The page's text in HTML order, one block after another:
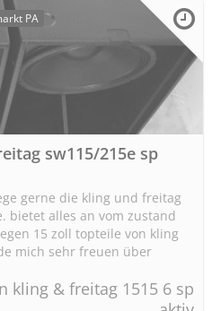
PA
sw115/215e sp
gerne die kling und freitag
bietet alles an vom zustand
15 zoll topteile von kling
mich sehr freuen über
kling & freitag 1515 6 sp